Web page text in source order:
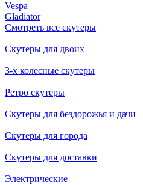
Vespa
Gladiator
Смотреть все скутеры
Скутеры для двоих
3-х колесные скутеры
Ретро скутеры
Скутеры для бездорожья и дачи
Скутеры для города
Скутеры для доставки
Электрические